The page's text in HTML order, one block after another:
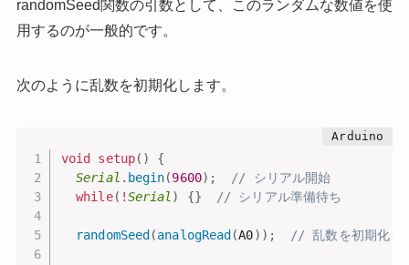
randomSeed関数の引数として、このランダムな数値を使
用するのが一般的です。
次のように乱数を初期化します。
void setup( )
{
Serial . begin(9600) ;
// シリアル開始
while( !Serial ) {} // シリアル準備待ち
randomSeed (analogRead (A0) ) ; // 乱数を初期化